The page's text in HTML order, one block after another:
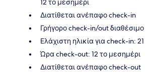
12 το μεσημέρι
Διατίθεται ανέπαφο check-in
Γρήγορο check-in/out διαθέσιμο
Ελάχιστη ηλικία για check-in: 21
Ώρα check-out: 12 το μεσημέρι
Διατίθεται ανέπαφο check-out